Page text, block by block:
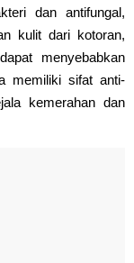
dan antifungal,
kulit dari kotoran,
menyebabkan
memiliki sifat anti-
kemerahan dan